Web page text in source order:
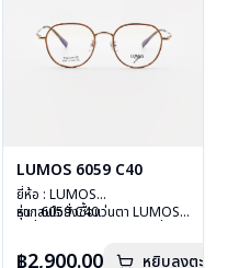
LUMOS 6059 C40
ยี่ห้อ : LUMOS
รุ่น : 6059 C40
หากสนใจสั่งชื้อแว่นตา LUMOS
฿2,900.00 หยิบลงตะกร้า